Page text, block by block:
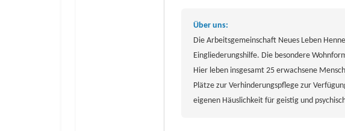
Über uns:
Die Arbeitsgemeinschaft Neues Leben
Eingliederungshilfe. Die besondere
Hier leben insgesamt 25 erwachsene
Plätze zur Verhinderungspflege zur
eigenen Häuslichkeit für geistig und